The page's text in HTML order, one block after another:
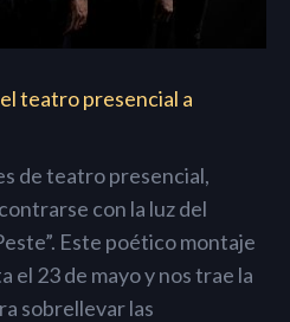
teatro presencial a
de teatro presencial,
con la luz del
Este poético montaje
el 23 de mayo y nos trae la
sobrellevar las